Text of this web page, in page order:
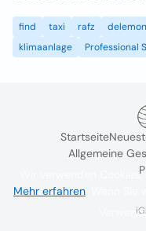
find taxi rafz
klimaanlage
Professional
Startseite
Allgemeine
Wir verwenden
Mehr erfahren